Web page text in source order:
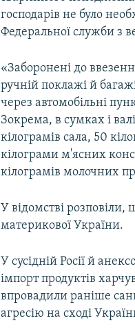
господарів не було
Федеральної служби з
«Заборонені до
ручній поклажі й
через автомобільні
Зокрема, в сумках і
кілограмів сала, 50
кілограми м'ясних
кілограмів молочних
У відомстві розповіли,
материкової України.
У сусідній Росії й
імпорт продуктів
впровадили раніше
агресію на сході